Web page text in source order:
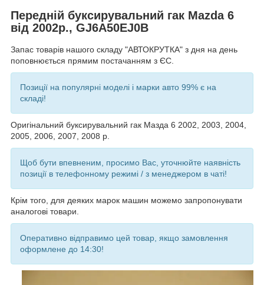
Передній буксирувальний гак Mazda 6
від 2002р., GJ6A50EJ0B
Запас товарів нашого складу "АВТОКРУТКА" з дня на день
поповнюється прямим постачанням з ЄС.
Позиції на популярні моделі і марки авто 99% є на
складі!
Оригінальний буксирувальний гак Мазда 6 2002, 2003, 2004,
2005, 2006, 2007, 2008 р.
Щоб бути впевненим, просимо Вас, уточнюйте наявність
позиції в телефонному режимі / з менеджером в чаті!
Крім того, для деяких марок машин можемо запропонувати
аналогові товари.
Оперативно відправимо цей товар, якщо замовлення
оформлене до 14:30!